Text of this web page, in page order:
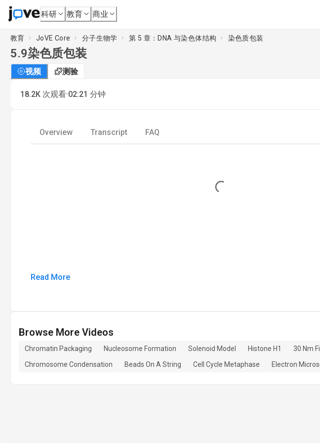
科研 教育 商业
教育 JoVE Core 分子生物学 第 5 章：DNA 与染色体结构 染色质包装
5.9染色质包装
视频 测验
18.2K 次观看·02:21 分钟
Overview Transcript FAQ
Loading...
Read More
Browse More Videos
Chromatin Packaging Nucleosome Formation Solenoid Model Histone H1 30 Nm
Chromosome Condensation
Beads On A String Cell Cycle Metaphase Electron